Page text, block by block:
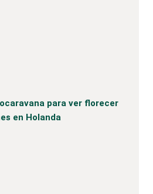
para ver florecer
en Holanda